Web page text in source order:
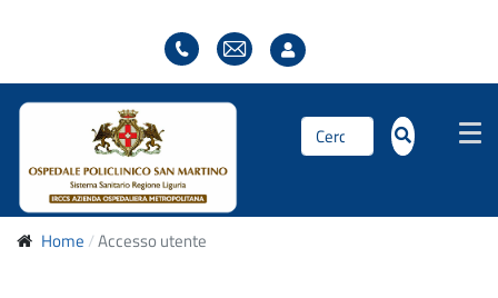
Cerca...
Home Accesso utente